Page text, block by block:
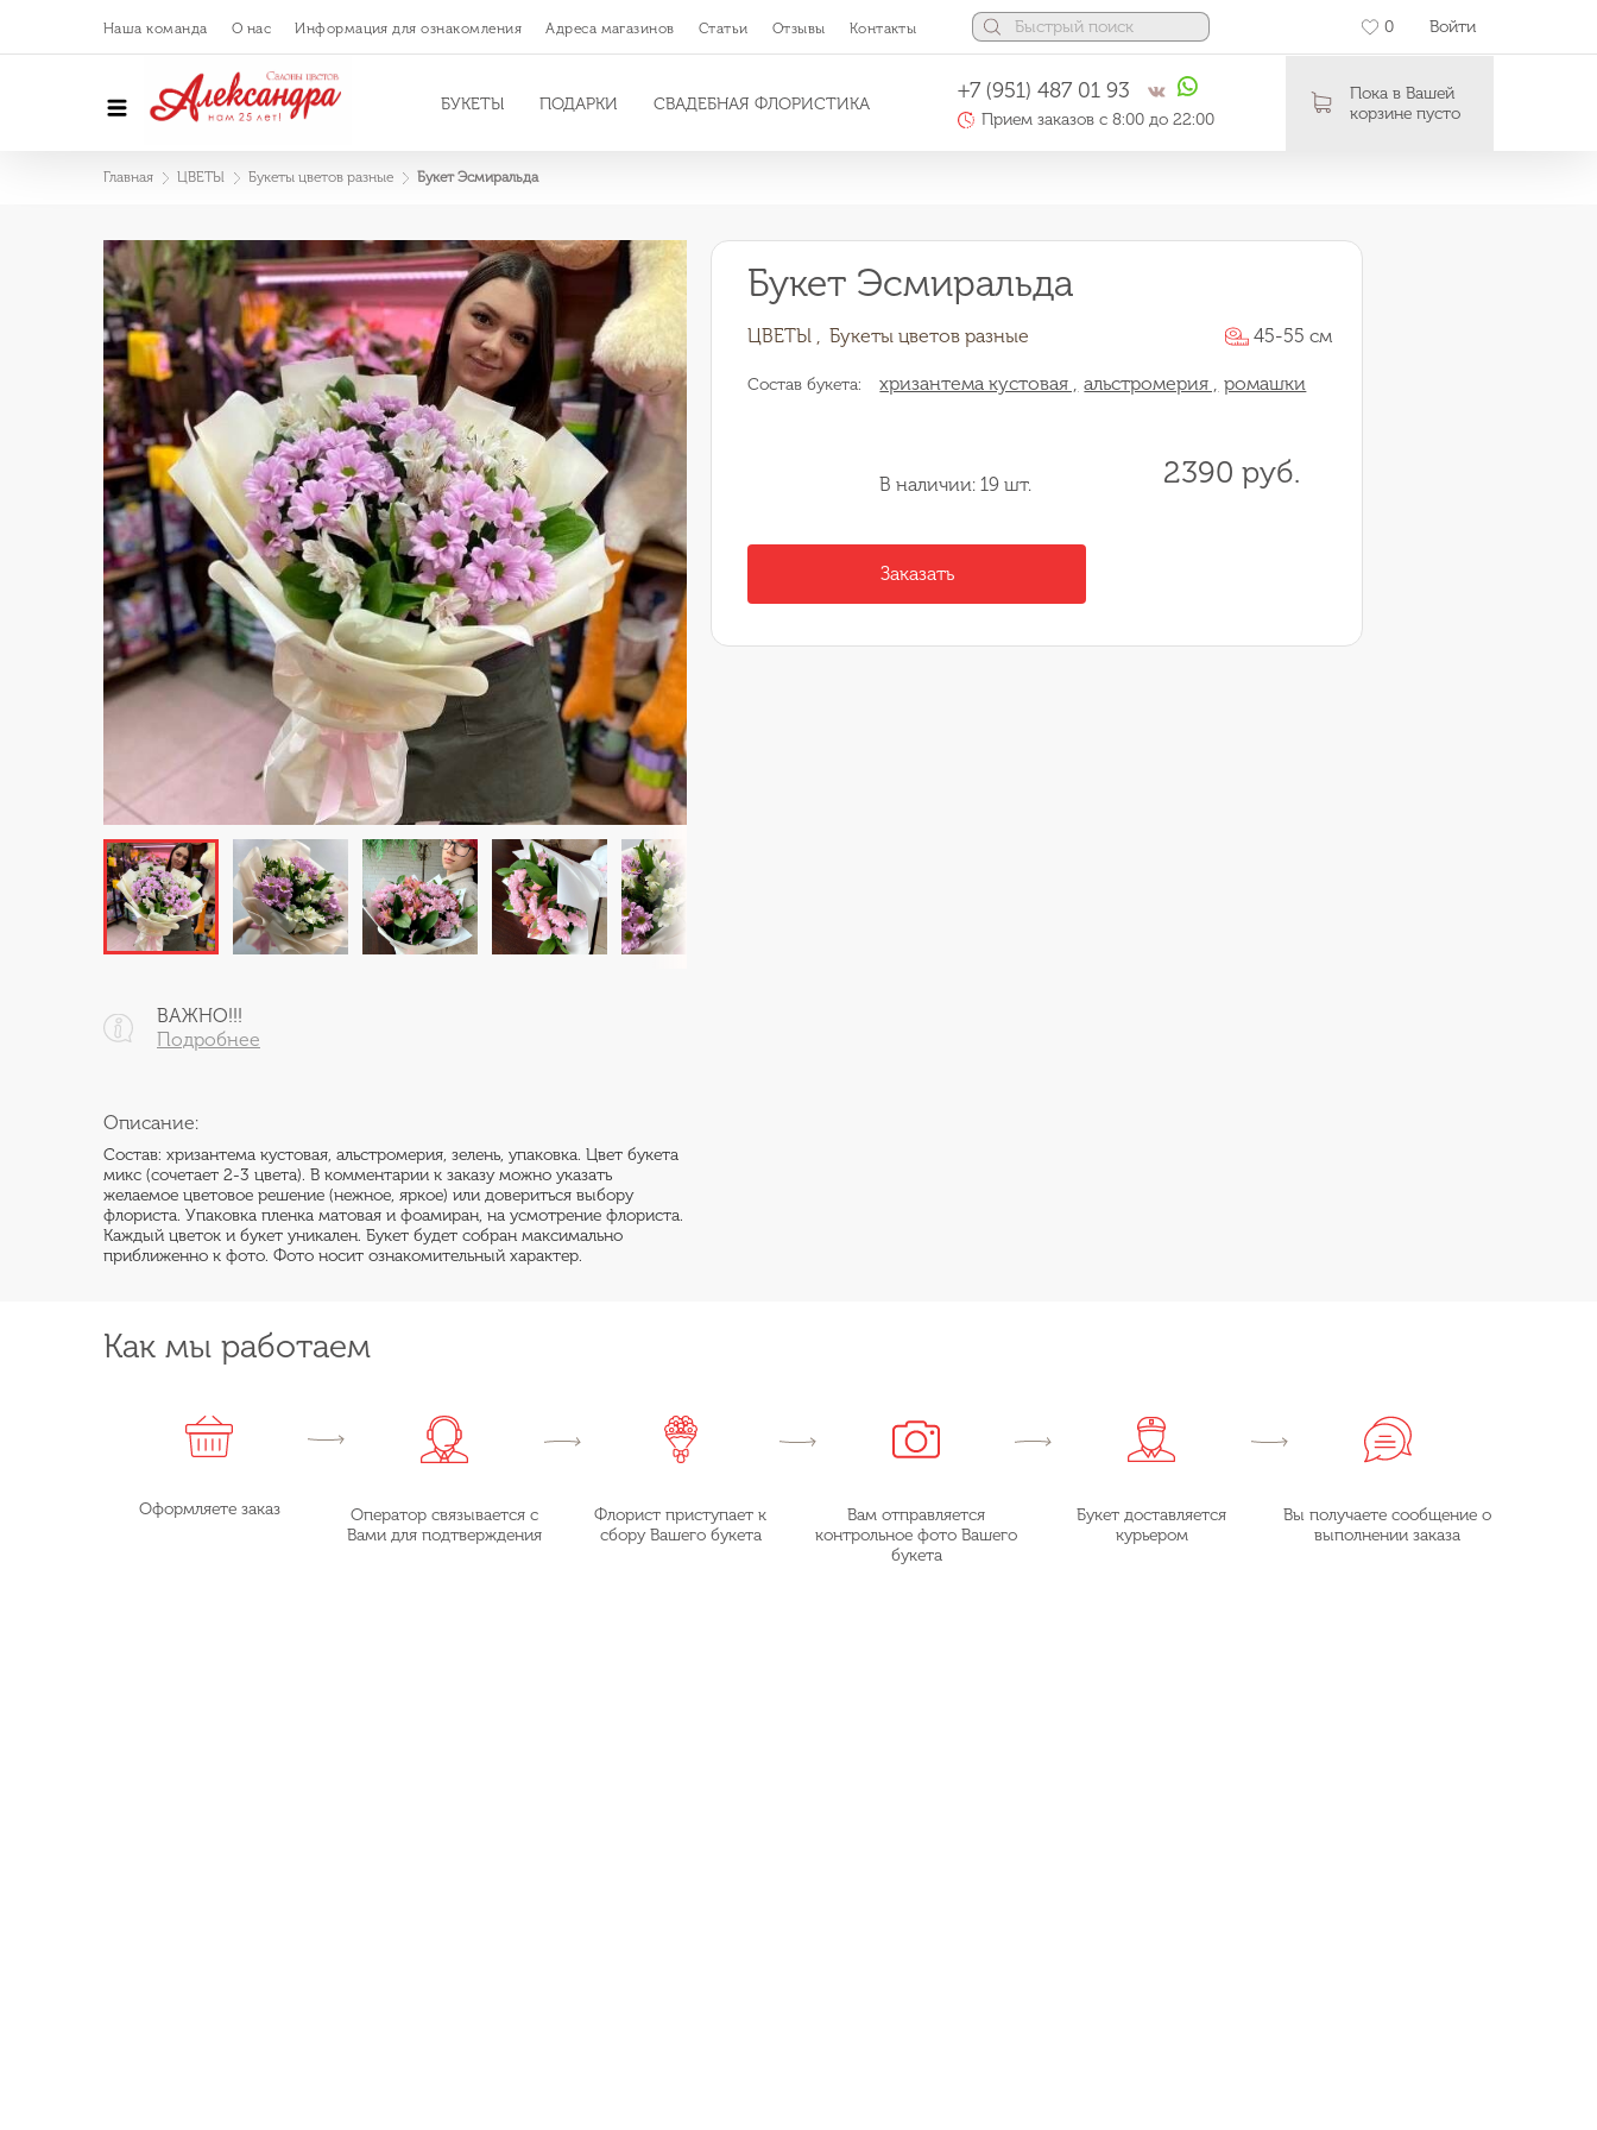
Наша команда О нас Информация для ознакомления Адреса магазинов Статьи Отзывы Контакты 0 Войти
БУКЕТЫ ПОДАРКИ СВАДЕБНАЯ ФЛОРИСТИКА
+7 (951) 487 01 93
Прием заказов с 8:00 до 22:00
Пока в Вашей
корзине пусто
Главная ЦВЕТЫ Букеты цветов разные Букет Эсмиральда
ВАЖНО!!!
Подробнее
Описание:
Состав: хризантема кустовая, альстромерия, зелень, упаковка. Цвет букета
микс (сочетает 2-3 цвета). В комментарии к заказу можно указать
желаемое цветовое решение (нежное, яркое) или довериться выбору
флориста. Упаковка пленка матовая и фоамиран, на усмотрение флориста.
Каждый цветок и букет уникален. Букет будет собран максимально
приближенно к фото. Фото носит ознакомительный характер.
Букет Эсмиральда
ЦВЕТЫ , Букеты цветов разные 45-55 см
Состав букета: хризантема кустовая , альстромерия , ромашки
В наличии: 19 шт. 2390 руб.
Заказать
Как мы работаем
Оформляете заказ
Оператор связывается с
Вами для подтверждения
Флорист приступает к
сбору Вашего букета
Вам отправляется
контрольное фото Вашего
букета
Букет доставляется
курьером
Вы получаете сообщение о
выполнении заказа